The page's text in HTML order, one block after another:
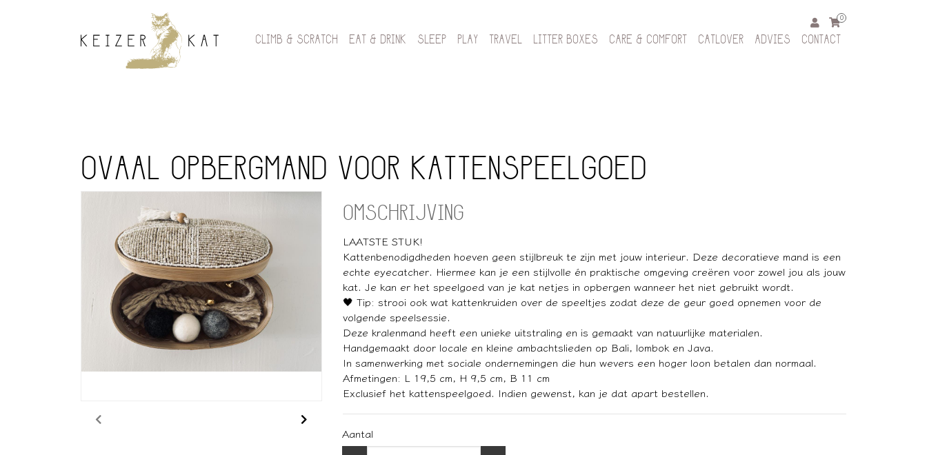
0
CLIMB & SCRATCH EAT & DRINK SLEEP PLAY TRAVEL LITTER BOXES CARE & COMFORT CATLOVER ADVIES CONTACT
OVAAL OPBERGMAND VOOR KATTENSPEELGOED
OMSCHRIJVING
LAATSTE STUK!
Kattenbenodigdheden hoeven geen stijlbreuk te zijn met jouw interieur. Deze decoratieve mand is een
echte eyecatcher. Hiermee kan je een stijlvolle én praktische omgeving creëren voor zowel jou als jouw
kat. Je kan er het speelgoed van je kat netjes in opbergen wanneer het niet gebruikt wordt.
🖤 Tip: strooi ook wat kattenkruiden over de speeltjes zodat deze de geur goed opnemen voor de
volgende speelsessie.
Deze kralenmand heeft een unieke uitstraling en is gemaakt van natuurlijke materialen.
Handgemaakt door locale en kleine ambachtslieden op Bali, lombok en Java.
In samenwerking met sociale ondernemingen die hun wevers een hoger loon betalen dan normaal.
Afmetingen: L 19,5 cm, H 9,5 cm, B 11 cm
Exclusief het kattenspeelgoed. Indien gewenst, kan je dat apart bestellen.
Aantal